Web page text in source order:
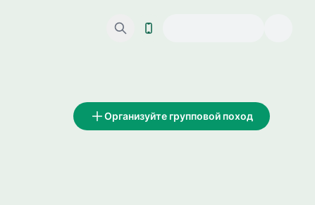
Организуйте групповой поход